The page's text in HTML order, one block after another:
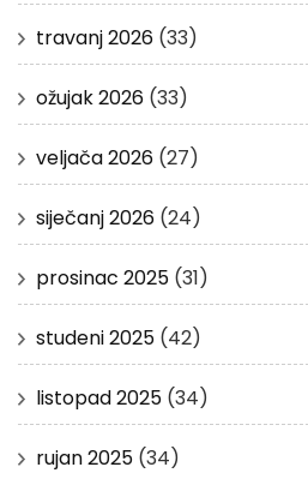
travanj 2026 (33)
ožujak 2026 (33)
veljača 2026 (27)
siječanj 2026 (24)
prosinac 2025 (31)
studeni 2025 (42)
listopad 2025 (34)
rujan 2025 (34)